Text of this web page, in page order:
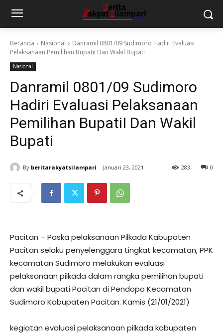
Beranda Nasional
Danramil 0801/09 Sudimoro Hadiri Evaluasi
Pelaksanaan Pemilihan BupatiI Dan Wakil Bupati
Nasional
Danramil 0801/09 Sudimoro
Hadiri Evaluasi Pelaksanaan
Pemilihan BupatiI Dan Wakil
Bupati
By beritarakyatsilampari Januari 23, 2021 0
283
Pacitan – Paska pelaksanaan Pilkada Kabupaten
Pacitan selaku penyelenggara tingkat kecamatan, PPK
kecamatan Sudimoro melakukan evaluasi
pelaksanaan pilkada dalam rangka pemilihan bupati
dan wakil bupati Pacitan di Pendopo Kecamatan
Sudimoro Kabupaten Pacitan. Kamis (21/01/2021)
kegiatan evaluasi pelaksanaan pilkada kabupaten